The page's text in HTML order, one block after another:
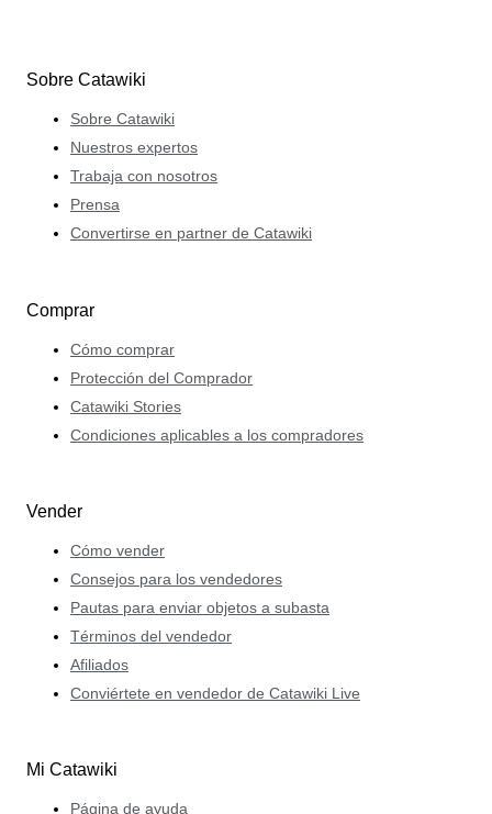
Sobre Catawiki
Sobre Catawiki
Nuestros expertos
Trabaja con nosotros
Prensa
Convertirse en partner de Catawiki
Comprar
Cómo comprar
Protección del Comprador
Catawiki Stories
Condiciones aplicables a los compradores
Vender
Cómo vender
Consejos para los vendedores
Pautas para enviar objetos a subasta
Términos del vendedor
Afiliados
Conviértete en vendedor de Catawiki Live
Mi Catawiki
Página de ayuda